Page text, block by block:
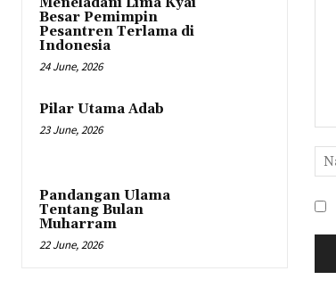
Besar Pemimpin
Pesantren Terlama di
Indonesia
24 June, 2026
Pilar Utama Adab
23 June, 2026
Pandangan Ulama
Tentang Bulan
Muharram
22 June, 2026